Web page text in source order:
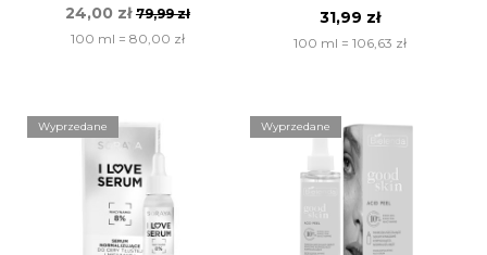
24,00 zł 79,99 zł
100 ml = 80,00 zł
31,99 zł
100 ml = 106,63 zł
Wyprzedane Wyprzedane